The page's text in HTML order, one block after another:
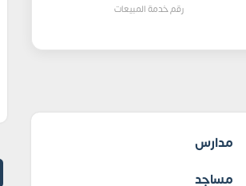
رقم خدمة المبيعات
مدارس
مساجد